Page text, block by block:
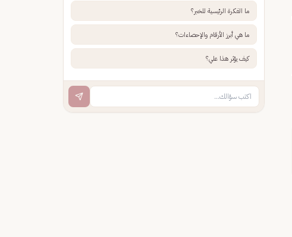
ما الفكرة الرئيسية للخبر؟
ما هي أبرز الأرقام والإحصاءات؟
كيف يؤثر هذا علي؟